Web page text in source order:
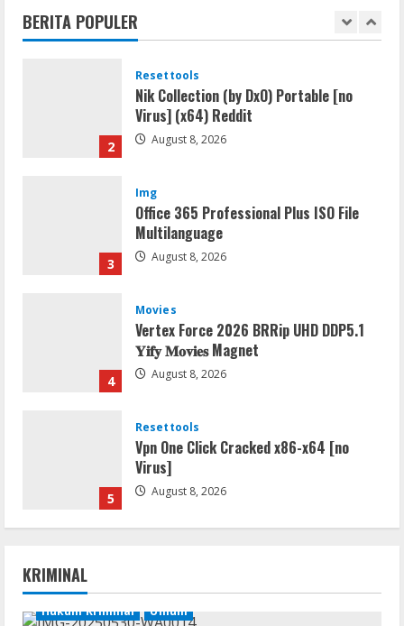
BERITA POPULER
1
2
Resettools
Nik Collection (by DxO) Portable [no
Virus] (x64) Reddit
August 8, 2026
3
Img
Office 365 Professional Plus ISO File
Multilanguage
August 8, 2026
4
Movies
Vertex Force 2026 BRRip UHD DDP5.1
𝐘𝐢𝐟𝐲 𝐌𝐨𝐯𝐢𝐞𝐬 Magnet
August 8, 2026
5
Resettools
Vpn One Click Cracked x86-x64 [no
Virus]
August 8, 2026
1 August 8, 2026
KRIMINAL
Hukum Kriminal Umum